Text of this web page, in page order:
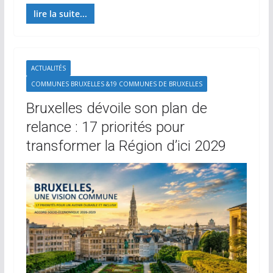
lire la suite...
ACTUALITÉS
COMMUNES BRUXELLES &19 COMMUNES DE BRUXELLES
Bruxelles dévoile son plan de
relance : 17 priorités pour
transformer la Région d’ici 2029